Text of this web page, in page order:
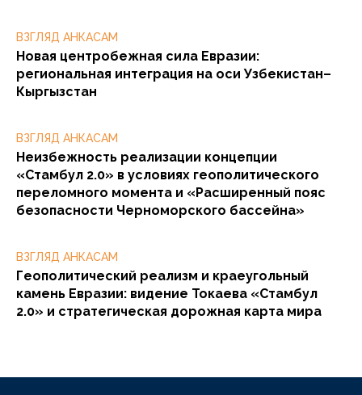
ВЗГЛЯД АНКАСАМ
Новая центробежная сила Евразии:
региональная интеграция на оси Узбекистан–
Кыргызстан
ВЗГЛЯД АНКАСАМ
Неизбежность реализации концепции
«Стамбул 2.0» в условиях геополитического
переломного момента и «Расширенный пояс
безопасности Черноморского бассейна»
ВЗГЛЯД АНКАСАМ
Геополитический реализм и краеугольный
камень Евразии: видение Токаева «Стамбул
2.0» и стратегическая дорожная карта мира